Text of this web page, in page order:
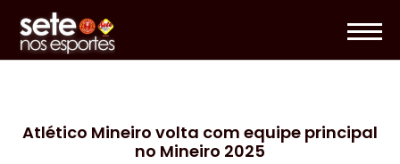
Atlético Mineiro volta com equipe principal
no Mineiro 2025